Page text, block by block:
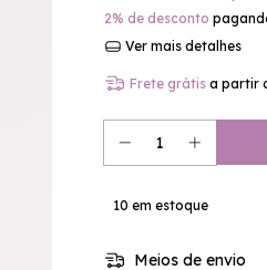
2% de desconto
Ver mais detalhes
Frete grátis a partir
10 em estoque
Meios de envio